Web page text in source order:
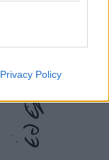
Privacy Policy